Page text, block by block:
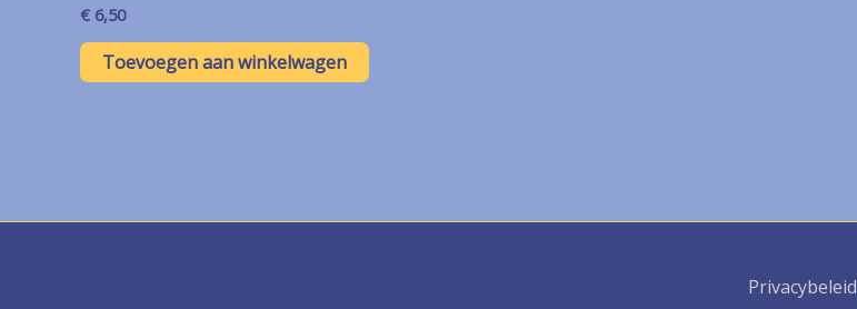
€ 6,50
Toevoegen aan winkelwagen
Privacybeleid